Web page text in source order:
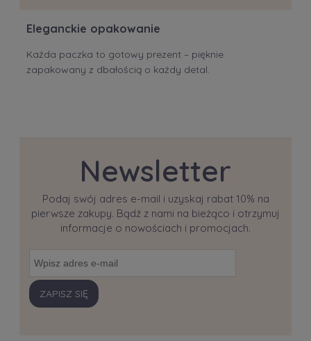
Eleganckie opakowanie
Każda paczka to gotowy prezent – pięknie
zapakowany z dbałością o każdy detal.
Newsletter
Podaj swój adres e-mail i uzyskaj rabat 10% na
pierwsze zakupy. Bądź z nami na bieżąco i otrzymuj
informacje o nowościach i promocjach.
ZAPISZ SIĘ